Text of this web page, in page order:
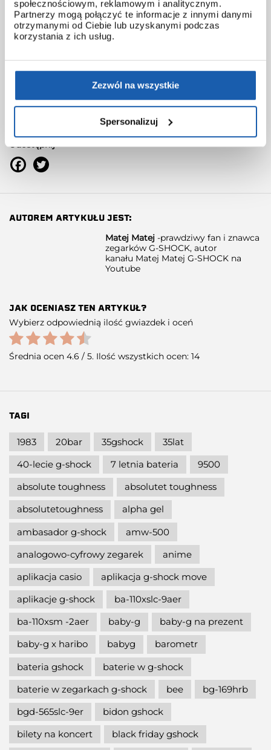
społecznościowym, reklamowym i analitycznym.
Partnerzy mogą połączyć te informacje z innymi danymi
otrzymanymi od Ciebie lub uzyskanymi podczas
korzystania z ich usług.
Zezwól na wszystkie
Spersonalizuj
Udostępnij
AUTOREM ARTYKUŁU JEST:
Matej Matej-prawdziwy fan i znawca
zegarków G-SHOCK, autor
kanału Matej Matej G-SHOCK na
Youtube
JAK OCENIASZ TEN ARTYKUŁ?
Wybierz odpowiednią ilość gwiazdek i oceń
Średnia ocen 4.6 / 5. Ilość wszystkich ocen: 14
TAGI
1983 20bar 35gshock
35lat
40-lecie g-shock
7 letnia bateria
9500
absolute toughness
absolutet toughness
absolutetoughness
alpha gel
ambasador g-shock
amw-500
analogowo-cyfrowy zegarek
anime
aplikacja casio
aplikacja g-shock move
aplikacje g-shock
ba-110xslc-9aer
ba-110xsm -2aer
baby-g
baby-g na prezent
baby-g x haribo
babyg
barometr
bateria gshock
baterie w g-shock
baterie w zegarkach g-shock
bee
bg-169hrb
bgd-565slc-9er
bidon gshock
bilety na koncert
black friday gshock